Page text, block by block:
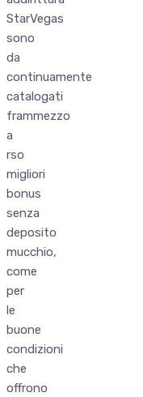
StarVegas
sono
da
continuamente
catalogati
frammezzo
a
rso
migliori
bonus
senza
deposito
mucchio,
come
per
le
buone
condizioni
che
offrono